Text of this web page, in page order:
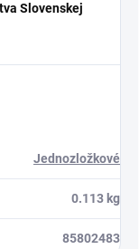
Slovenskej
Jednozložkové
0.113 kg
85802483